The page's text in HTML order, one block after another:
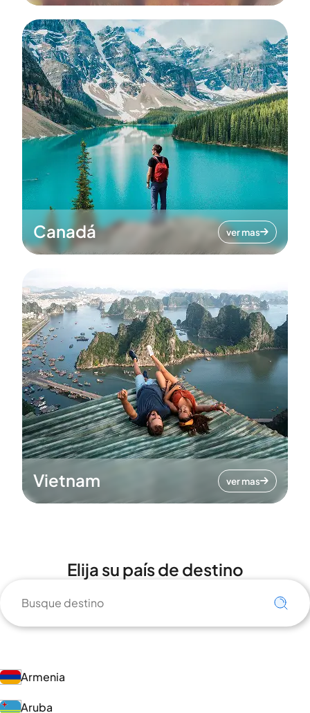
Canadá ver mas
Vietnam ver mas
Elija su país de destino
Armenia
Aruba